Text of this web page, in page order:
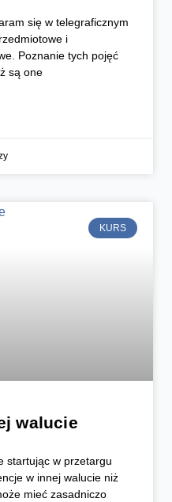
się w telegraficznym
i
Poznanie tych pojęć
są one
KURS
walucie
startując w przetargu
w innej walucie niż
mieć zasadniczo